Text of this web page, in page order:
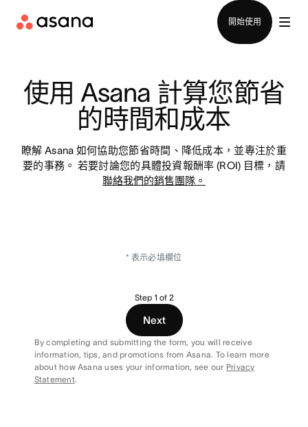
開始使用
使用 Asana 計算您節省
的時間和成本
瞭解 Asana 如何協助您節省時間、降低成本，並專注於重
要的事務。 若要討論您的具體投資報酬率 (ROI) 目標，請
聯絡我們的銷售團隊。
* 表示必填欄位
Step 1 of 2
Next
By completing and submitting the form, you will receive
information, tips, and promotions from Asana. To learn more
about how Asana uses your information, see our Privacy
Statement.